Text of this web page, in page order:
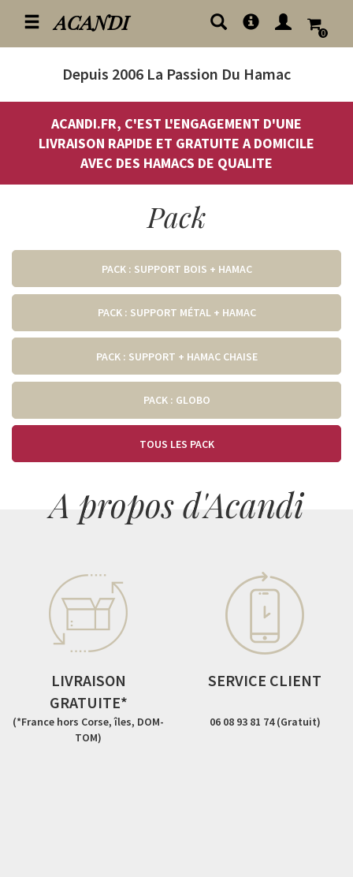
ACANDI 0
Depuis 2006 La Passion Du Hamac
ACANDI.FR, C'EST L'ENGAGEMENT D'UNE
LIVRAISON RAPIDE ET GRATUITE A DOMICILE
AVEC DES HAMACS DE QUALITE
Pack
PACK : SUPPORT BOIS + HAMAC
PACK : SUPPORT MÉTAL + HAMAC
PACK : SUPPORT + HAMAC CHAISE
PACK : GLOBO
TOUS LES PACK
A propos d'Acandi
LIVRAISON
GRATUITE*
(*France hors Corse, îles, DOM-
TOM)
SERVICE CLIENT
06 08 93 81 74 (Gratuit)